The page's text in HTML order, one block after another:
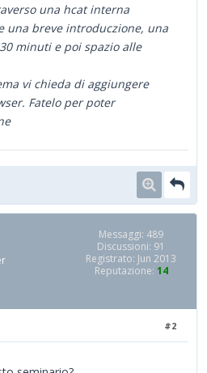
una hcat interna
una breve introduczione, una
minuti e poi spazio alle
vi chieda di aggiungere
Fatelo per poter
Messaggi: 489
Discussioni: 91
Registrato: Jun 2013
Reputazione: 14
#2